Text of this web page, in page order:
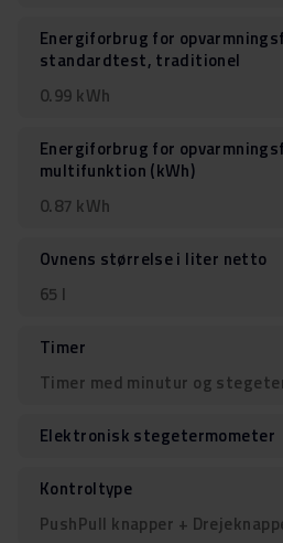
Energiforbrug for
standardtest, traditionel
0.99 kWh
Energiforbrug for
multifunktion (kWh)
0.87 kWh
Ovnens størrelse i liter netto
65 l
Timer
Timer med minutur og
Elektronisk stegetermometer
Kontroltype
PushPull knapper +